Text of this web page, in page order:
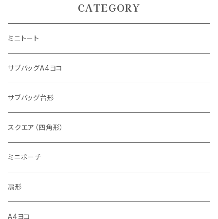
CATEGORY
ミニトート
サブバッグA4ヨコ
サブバッグ台形
スクエア（四角形）
ミニポーチ
扇形
A4ヨコ